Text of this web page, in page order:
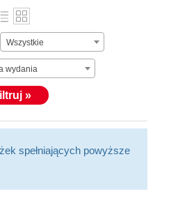
Wszystkie
wydania
»
spełniających powyższe